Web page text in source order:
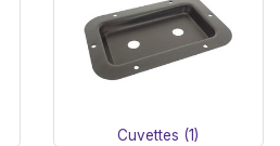
Cuvettes (1)